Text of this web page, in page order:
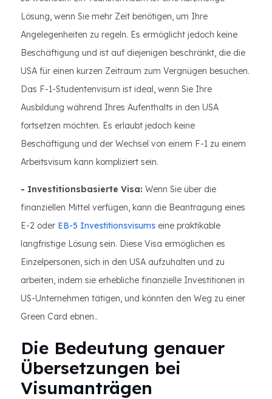
Lösung, wenn Sie mehr Zeit benötigen, um Ihre
Angelegenheiten zu regeln. Es ermöglicht jedoch keine
Beschäftigung und ist auf diejenigen beschränkt, die die
USA für einen kurzen Zeitraum zum Vergnügen besuchen.
Das F-1-Studentenvisum ist ideal, wenn Sie Ihre
Ausbildung während Ihres Aufenthalts in den USA
fortsetzen möchten. Es erlaubt jedoch keine
Beschäftigung und der Wechsel von einem F-1 zu einem
Arbeitsvisum kann kompliziert sein.
- Investitionsbasierte Visa: Wenn Sie über die
finanziellen Mittel verfügen, kann die Beantragung eines
E-2 oder EB-5 Investitionsvisums eine praktikable
langfristige Lösung sein. Diese Visa ermöglichen es
Einzelpersonen, sich in den USA aufzuhalten und zu
arbeiten, indem sie erhebliche finanzielle Investitionen in
US-Unternehmen tätigen, und könnten den Weg zu einer
Green Card ebnen..
Die Bedeutung genauer
Übersetzungen bei
Visumanträgen